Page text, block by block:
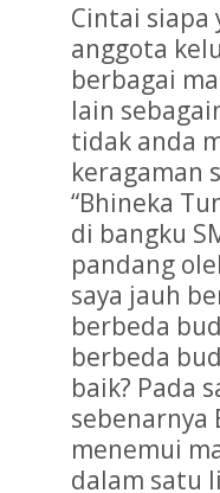
Cintai siapa
anggota
berbagai
lain
tidak anda
keragaman
“Bhineka
di bangku
pandang
saya jauh
berbeda
berbeda
baik? Pada
sebenarnya
menemui
dalam satu